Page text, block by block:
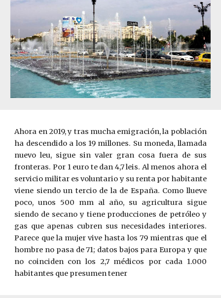
Ahora en 2019, y tras mucha emigración, la población
ha descendido a los 19 millones. Su moneda, llamada
nuevo leu, sigue sin valer gran cosa fuera de sus
fronteras. Por 1 euro te dan 4,7 leis. Al menos ahora el
servicio militar es voluntario y su renta por habitante
viene siendo un tercio de la de España. Como llueve
poco, unos 500 mm al año, su agricultura sigue
siendo de secano y tiene producciones de petróleo y
gas que apenas cubren sus necesidades interiores.
Parece que la mujer vive hasta los 79 mientras que el
hombre no pasa de 71; datos bajos para Europa y que
no coinciden con los 2,7 médicos por cada 1.000
habitantes que presumen tener